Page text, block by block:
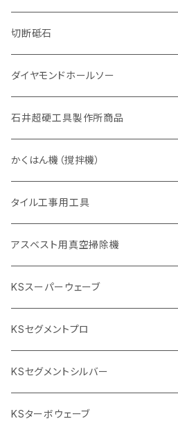
一般道路カッター用
セグメントタイプ
埋設鋳鉄管工事対応タイプ
ヒューム管・U字溝切断用
セグメント
セグメント（特殊凸凹加工チップ
アスファルト切断用
一般道路カッター用
セグメント（特殊凸凹加工チップ
セグメントタイプ
一般道路カッター用
鋳鉄管切断用
セグメントタイプ
埋設鋳鉄管工事対応タイプ
ヒューム管・U字溝切断用
セグメントタイプ
セグメント（特殊凸凹加工チップ
アスファルト切断用
一般道路カッター用
一般道路カッター用
セグメントタイプ
埋設鋳鉄管工事対応タイプ
ヒューム管・U字溝切断用
セグメントタイプ
アスファルト切断用
一般道路カッター用
有効長 250mm
305mm（12インチ）
255mm（10インチ）
305mm（12インチ）
道路（アス・コン兼用）
305mm（12インチ）
355mm（14インチ）
ストレート型チップ
U型チップ
100mm（4インチ）
125mm（5インチ）
切断砥石
金属用
305mm（12インチ）
355mm（14インチ）
非金属用
305mm（12インチ）
355mm（14インチ）
ダイヤモンドホールソー
石井超硬工具製作所商品
押し切り（タイル切断機）
本体
替え刃
電動切断機
本体
ダイヤモンドホイール
ブリック＆ブロック用切断機
穴あけ用工具
タイルニッパー
プロ用鏝（こて）
吸着盤
かくはん機（撹拌機）
本体
低速回転
高速回転
付属品
撹拌羽根
撹拌軸
タイル工事用工具
手動工具
押し切り（手動切断機
押し切り替え刃（手動切断機替え刃
電動工具
電動切断機
タイルパッチ（ビブラート
アスベスト用真空掃除機
KSスーパーウェーブ
105mm（4インチ）
125ｍｍ（5インチ）
KSセグメントプロ
105mm（4インチ）
通常品
125mm（5インチ）
KSセグメントシルバー
105mm（4インチ）
KSターボウェーブ